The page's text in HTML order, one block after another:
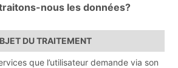
nous les données?
DU TRAITEMENT
que l’utilisateur demande via son